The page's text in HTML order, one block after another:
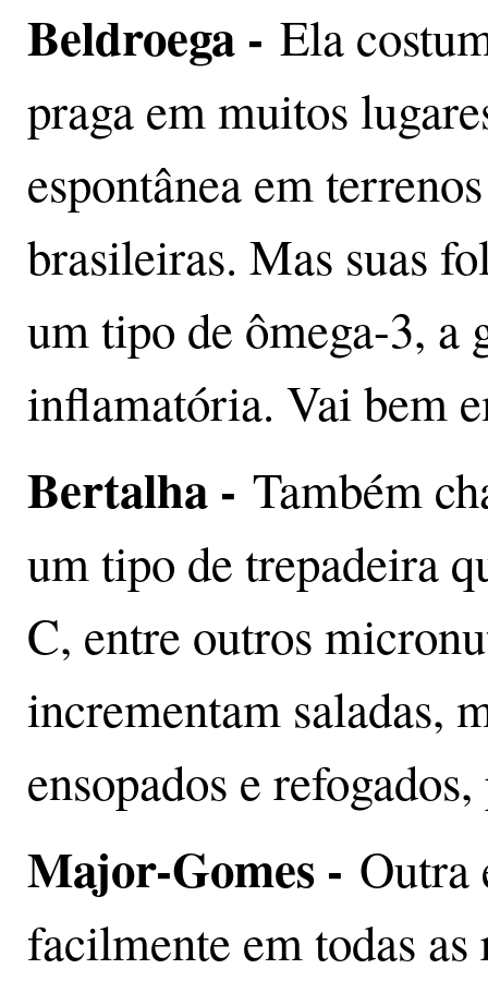
Beldroega - Ela
praga em muitos
espontânea em
brasileiras. Mas suas
um tipo de ômega-3, a
inflamatória. Vai bem
Bertalha - Também
um tipo de trepadeira
C, entre outros
incrementam saladas,
ensopados e
Major-Gomes - Outra
facilmente em todas